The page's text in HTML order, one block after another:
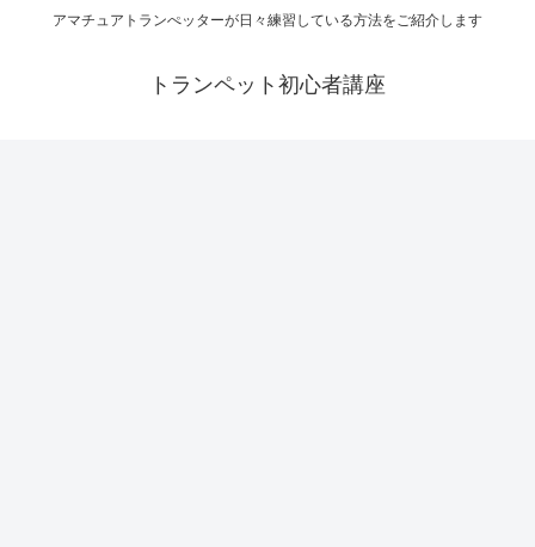
アマチュアトランぺッターが日々練習している方法をご紹介します
トランペット初心者講座